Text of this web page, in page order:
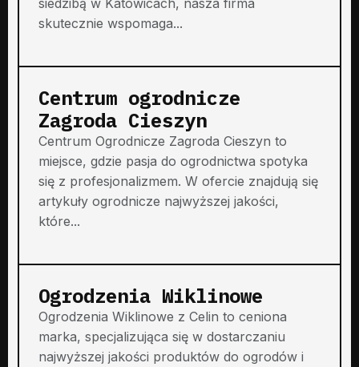
skutecznie wspomaga...
Centrum ogrodnicze
Zagroda Cieszyn
Centrum Ogrodnicze Zagroda Cieszyn to
miejsce, gdzie pasja do ogrodnictwa spotyka
się z profesjonalizmem. W ofercie znajdują się
artykuły ogrodnicze najwyższej jakości,
które...
Ogrodzenia Wiklinowe
Ogrodzenia Wiklinowe z Celin to ceniona
marka, specjalizująca się w dostarczaniu
najwyższej jakości produktów do ogrodów i